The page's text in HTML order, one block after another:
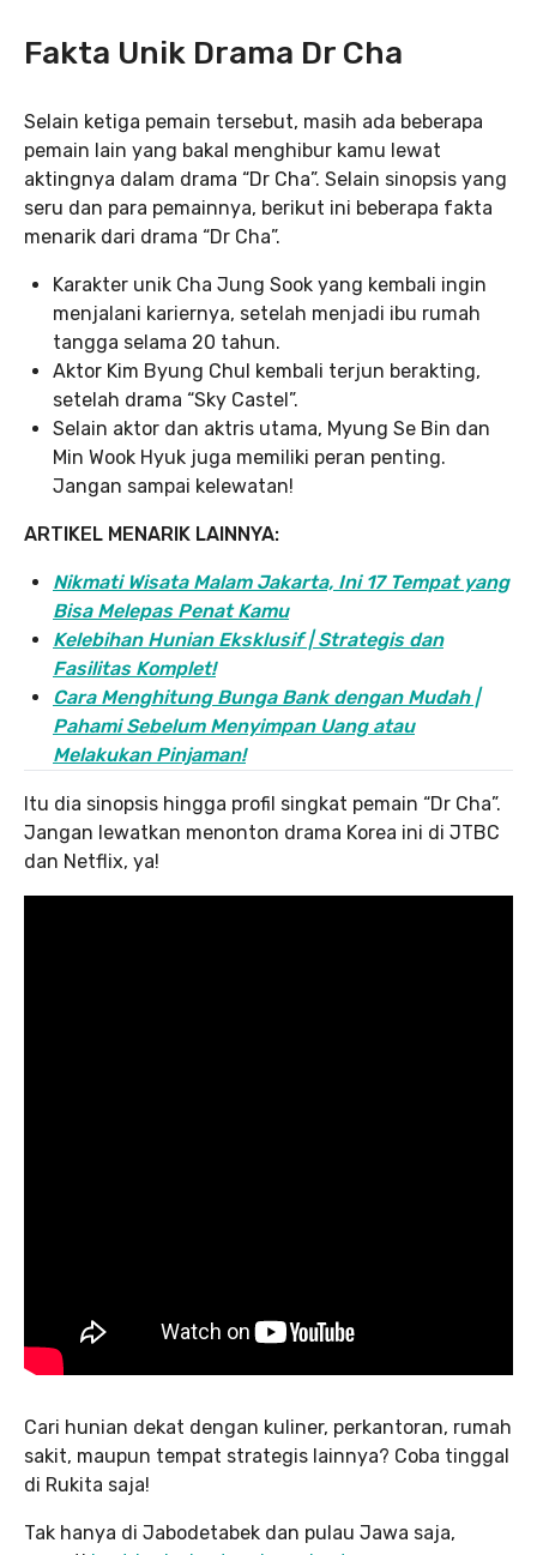
Fakta Unik Drama Dr Cha
Selain ketiga pemain tersebut, masih ada beberapa
pemain lain yang bakal menghibur kamu lewat
aktingnya dalam drama “Dr Cha”. Selain sinopsis yang
seru dan para pemainnya, berikut ini beberapa fakta
menarik dari drama “Dr Cha”.
Karakter unik Cha Jung Sook yang kembali ingin
menjalani kariernya, setelah menjadi ibu rumah
tangga selama 20 tahun.
Aktor Kim Byung Chul kembali terjun berakting,
setelah drama “Sky Castel”.
Selain aktor dan aktris utama, Myung Se Bin dan
Min Wook Hyuk juga memiliki peran penting.
Jangan sampai kelewatan!
ARTIKEL MENARIK LAINNYA:
Nikmati Wisata Malam Jakarta, Ini 17 Tempat yang
Bisa Melepas Penat Kamu
Kelebihan Hunian Eksklusif | Strategis dan
Fasilitas Komplet!
Cara Menghitung Bunga Bank dengan Mudah |
Pahami Sebelum Menyimpan Uang atau
Melakukan Pinjaman!
Itu dia sinopsis hingga profil singkat pemain “Dr Cha”.
Jangan lewatkan menonton drama Korea ini di JTBC
dan Netflix, ya!
Cari hunian dekat dengan kuliner, perkantoran, rumah
sakit, maupun tempat strategis lainnya? Coba tinggal
di Rukita saja!
Tak hanya di Jabodetabek dan pulau Jawa saja,